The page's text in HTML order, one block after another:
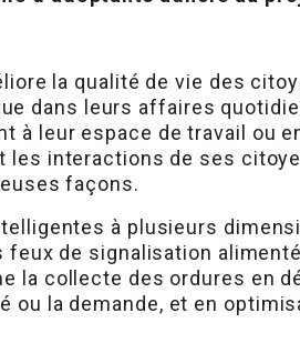
la qualité de vie des
dans leurs affaires
à leur espace de travail ou
les interactions de ses
façons.
à plusieurs
feux de signalisation
la collecte des ordures en
ou la demande, et en